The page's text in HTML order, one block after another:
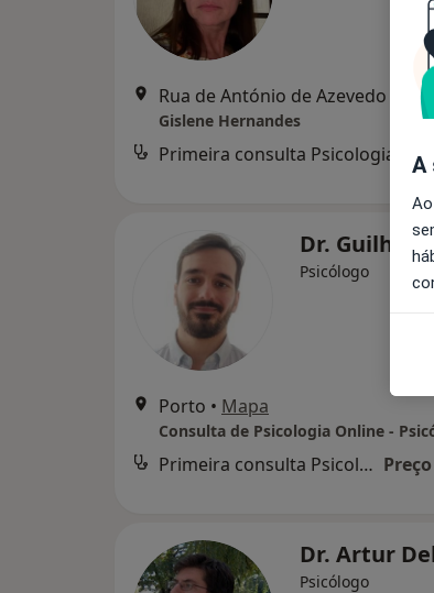
Gislene Hernandes
Primeira consulta Psicologia
Dr.
Psicólogo
Porto • Mapa
Primeira consulta Psicologia
Dr. Artur
Psicólogo
A